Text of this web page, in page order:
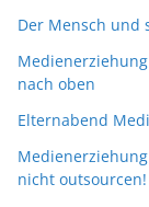
Der Mensch und
nach oben
Elternabend
nicht outsourcen!